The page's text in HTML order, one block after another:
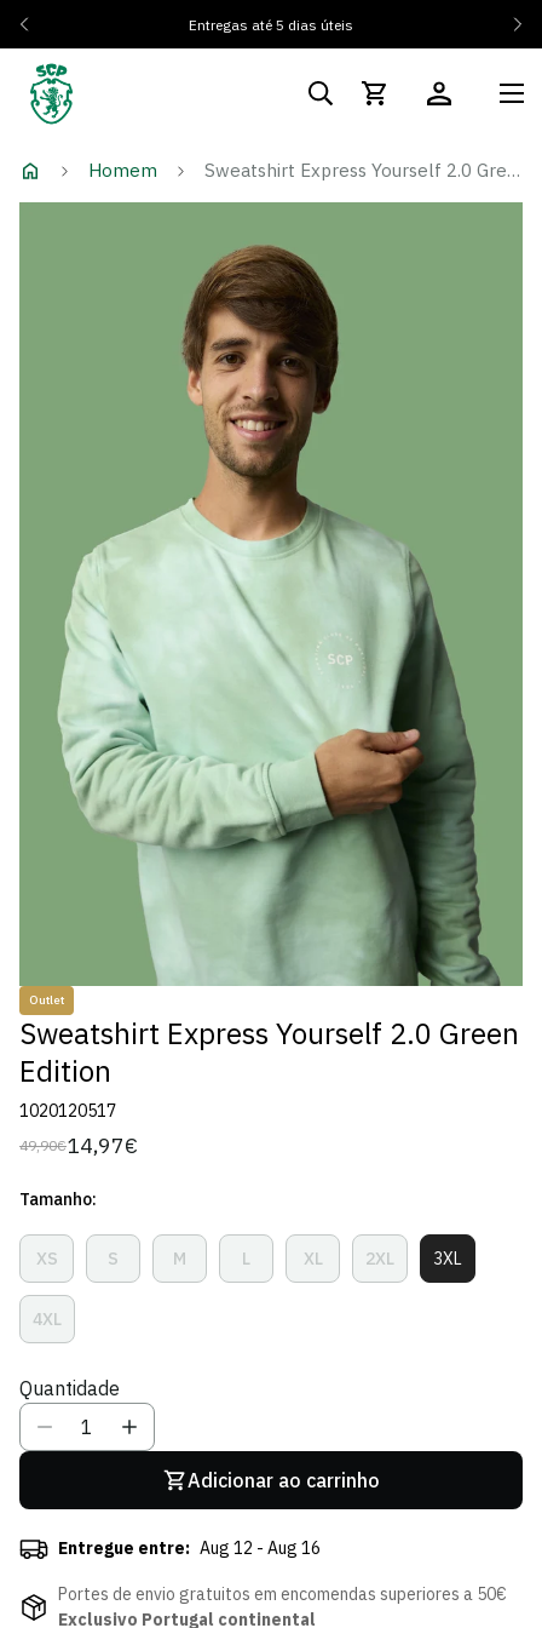
Entregas até 5 dias úteis
Homem Sweatshirt Express Yourself 2.0 Green Edition
Outlet
Sweatshirt Express Yourself 2.0 Green
Edition
1020120517
Preço
49,90€
Preço
venda
14,97€
Tamanho:
XSVariante
Esgotada
Ou
Indisponível
SVariante
Esgotada
MVariante
Esgotada
LVariante
Esgotada
XL
Variante
Esgotada
2XLVariante
Esgotada
3XLVariante
Esgotada
4XLVariante
Esgotada
Indisponível
Quantidade
Adicionar ao carrinho
Entregue entre: Aug 12 - Aug 16
Portes de envio gratuitos em encomendas superiores a 50€
Exclusivo Portugal continental